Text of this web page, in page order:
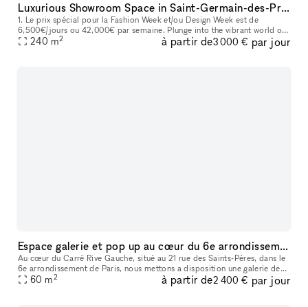
Luxurious Showroom Space in Saint-Germain-des-Prés, Paris
1. Le prix spécial pour la Fashion Week et/ou Design Week est de
6,500€/jours ou 42,000€ par semaine. Plunge into the vibrant world of
fashion and luxury at our elegant showroom space in the heart
240 m2 à partir de3 000 € par jour
Espace galerie et pop up au cœur du 6e arrondissement de Paris
Au cœur du Carré Rive Gauche, situé au 21 rue des Saints-Pères, dans le
6e arrondissement de Paris, nous mettons a disposition une galerie de
60m² espace pour des locations de courte durée. La galer
60 m2 à partir de2 400 € par jour